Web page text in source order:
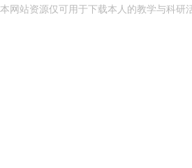
本网站资源仅可用于下载本人的教学与科研